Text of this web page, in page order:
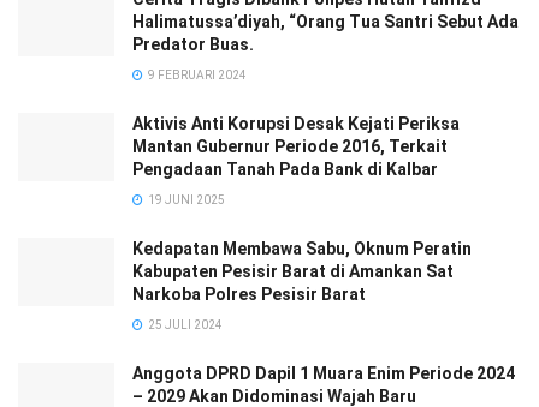
Halimatussa’diyah, “Orang Tua Santri Sebut Ada
Predator Buas.
9 FEBRUARI 2024
Aktivis Anti Korupsi Desak Kejati Periksa
Mantan Gubernur Periode 2016, Terkait
Pengadaan Tanah Pada Bank di Kalbar
19 JUNI 2025
Kedapatan Membawa Sabu, Oknum Peratin
Kabupaten Pesisir Barat di Amankan Sat
Narkoba Polres Pesisir Barat
25 JULI 2024
Anggota DPRD Dapil 1 Muara Enim Periode 2024
– 2029 Akan Didominasi Wajah Baru